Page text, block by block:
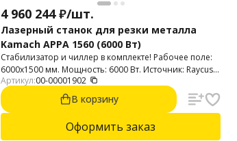
4 960 244 ₽/шт.
Лазерный станок для резки металла
Kamach APPA 1560 (6000 Вт)
Стабилизатор и чиллер в комплекте! Рабочее поле:
6000х1500 мм. Мощность: 6000 Вт. Источник: Raycus.
Автофокус. Резка стали до 26 мм. Нержавейки до 12
мм. Алюминий до 10 мм.
Артикул:00-00001902
В корзину
Оформить заказ